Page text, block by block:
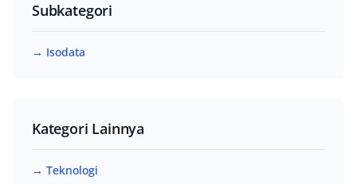
Subkategori
→ Isodata
Kategori Lainnya
→ Teknologi